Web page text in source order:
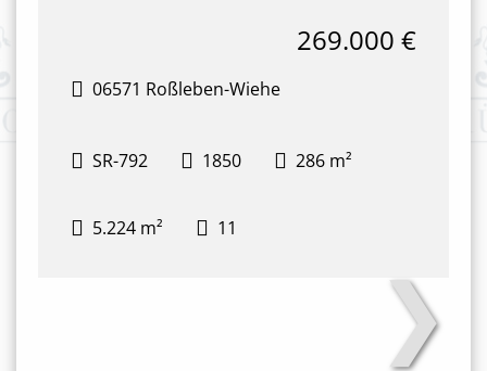
06571 Roßleben-Wiehe
269.000 €
SR-792 1850 286 m²
5.224 m² 11
❯